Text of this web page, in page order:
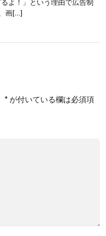
よ！」という理由で広告制
画[…]
*が付いている欄は必須項